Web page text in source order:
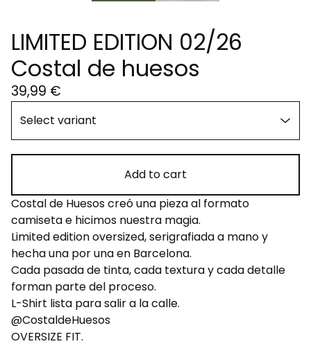
LIMITED EDITION 02/26
Costal de huesos
39,99 €
Add to cart
Costal de Huesos creó una pieza al formato
camiseta e hicimos nuestra magia.
Limited edition oversized, serigrafiada a mano y
hecha una por una en Barcelona.
Cada pasada de tinta, cada textura y cada detalle
forman parte del proceso.
L-Shirt lista para salir a la calle.
@CostaldeHuesos
OVERSIZE FIT.